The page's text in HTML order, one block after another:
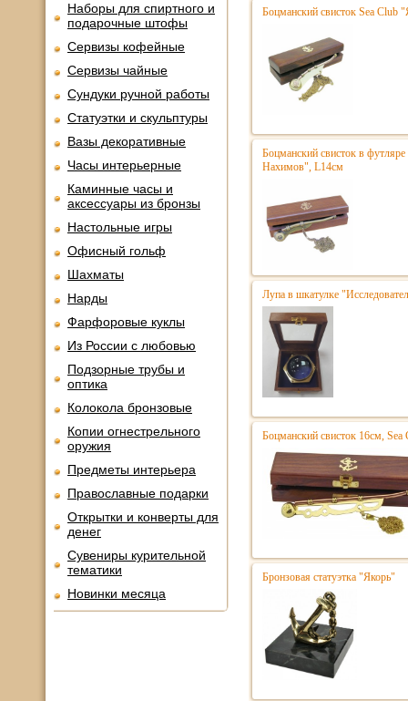
Наборы для спиртного и
подарочные штофы
Сервизы кофейные
Сервизы чайные
Сундуки ручной работы
Статуэтки и скульптуры
Вазы декоративные
Часы интерьерные
Каминные часы и
аксессуары из бронзы
Настольные игры
Офисный гольф
Шахматы
Нарды
Фарфоровые куклы
Из России с любовью
Подзорные трубы и
оптика
Колокола бронзовые
Копии огнестрельного
оружия
Предметы интерьера
Православные подарки
Открытки и конверты для
денег
Сувениры курительной
тематики
Новинки месяца
Боцманский свисток Sea Club
Боцманский свисток в
Нахимов", L14см
Лупа в шкатулке
Боцманский свисток 16см, Sea
Бронзовая статуэтка "Якорь"